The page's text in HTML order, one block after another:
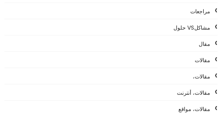
مراجعات
مشاكلVS حلول
مقال
مقالات
مقالات،
مقالات، أنترنت
مقالات، مواقع